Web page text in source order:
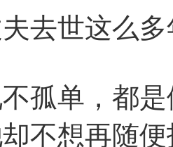
世这么多
单，都是
却不想再随